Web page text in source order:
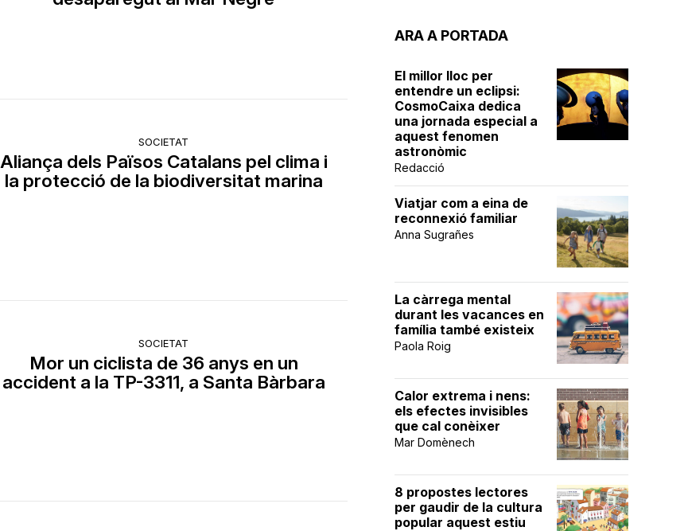
SOCIETAT
Aliança dels Països Catalans pel clima i
la protecció de la biodiversitat marina
SOCIETAT
Mor un ciclista de 36 anys en un
accident a la TP-3311, a Santa Bàrbara
ARA A PORTADA
El millor lloc per
entendre un eclipsi:
CosmoCaixa dedica
una jornada especial a
aquest fenomen
astronòmic
Redacció
Viatjar com a eina de
reconnexió familiar
Anna Sugrañes
La càrrega mental
durant les vacances en
família també existeix
Paola Roig
Calor extrema i nens:
els efectes invisibles
que cal conèixer
Mar Domènech
8 propostes lectores
per gaudir de la cultura
popular aquest estiu